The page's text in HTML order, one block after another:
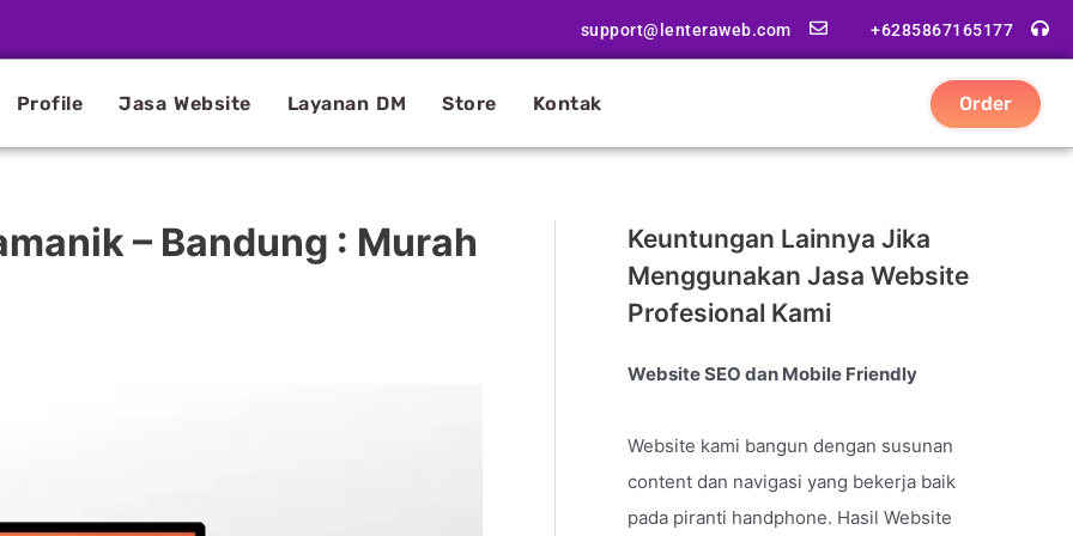
support@lenteraweb.com +6285867165177
Profile Jasa Website Layanan DM Store Kontak Order
– Bandung : Murah
Keuntungan Lainnya Jika
Menggunakan Jasa Website
Profesional Kami
Website SEO dan Mobile Friendly
Website kami bangun dengan susunan
content dan navigasi yang bekerja baik
pada piranti handphone. Hasil Website